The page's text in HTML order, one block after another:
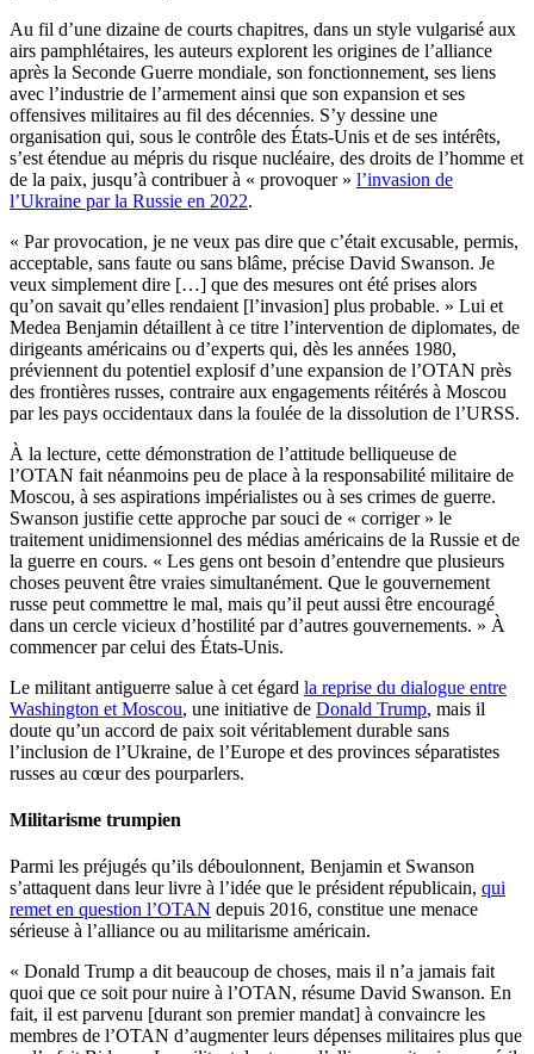
Au fil d’une dizaine de courts chapitres, dans un style vulgarisé aux
airs pamphlétaires, les auteurs explorent les origines de l’alliance
après la Seconde Guerre mondiale, son fonctionnement, ses liens
avec l’industrie de l’armement ainsi que son expansion et ses
offensives militaires au fil des décennies. S’y dessine une
organisation qui, sous le contrôle des États-Unis et de ses intérêts,
s’est étendue au mépris du risque nucléaire, des droits de l’homme et
de la paix, jusqu’à contribuer à « provoquer » l’invasion de
l’Ukraine par la Russie en 2022.
« Par provocation, je ne veux pas dire que c’était excusable, permis,
acceptable, sans faute ou sans blâme, précise David Swanson. Je
veux simplement dire […] que des mesures ont été prises alors
qu’on savait qu’elles rendaient [l’invasion] plus probable. » Lui et
Medea Benjamin détaillent à ce titre l’intervention de diplomates, de
dirigeants américains ou d’experts qui, dès les années 1980,
préviennent du potentiel explosif d’une expansion de l’OTAN près
des frontières russes, contraire aux engagements réitérés à Moscou
par les pays occidentaux dans la foulée de la dissolution de l’URSS.
À la lecture, cette démonstration de l’attitude belliqueuse de
l’OTAN fait néanmoins peu de place à la responsabilité militaire de
Moscou, à ses aspirations impérialistes ou à ses crimes de guerre.
Swanson justifie cette approche par souci de « corriger » le
traitement unidimensionnel des médias américains de la Russie et de
la guerre en cours. « Les gens ont besoin d’entendre que plusieurs
choses peuvent être vraies simultanément. Que le gouvernement
russe peut commettre le mal, mais qu’il peut aussi être encouragé
dans un cercle vicieux d’hostilité par d’autres gouvernements. » À
commencer par celui des États-Unis.
Le militant antiguerre salue à cet égard la reprise du dialogue entre
Washington et Moscou, une initiative de Donald Trump, mais il
doute qu’un accord de paix soit véritablement durable sans
l’inclusion de l’Ukraine, de l’Europe et des provinces séparatistes
russes au cœur des pourparlers.
Militarisme trumpien
Parmi les préjugés qu’ils déboulonnent, Benjamin et Swanson
s’attaquent dans leur livre à l’idée que le président républicain, qui
remet en question l’OTAN depuis 2016, constitue une menace
sérieuse à l’alliance ou au militarisme américain.
« Donald Trump a dit beaucoup de choses, mais il n’a jamais fait
quoi que ce soit pour nuire à l’OTAN, résume David Swanson. En
fait, il est parvenu [durant son premier mandat] à convaincre les
membres de l’OTAN d’augmenter leurs dépenses militaires plus que